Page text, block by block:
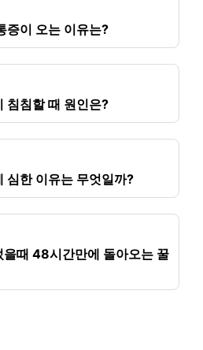
증이 오는 이유는?
침침할 때 원인은?
심한 이유는 무엇일까?
을때 48시간만에 돌아오는 꿀